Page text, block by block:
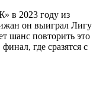
в 2023 году из
он выиграл Лигу
шанс повторить это
где сразятся с